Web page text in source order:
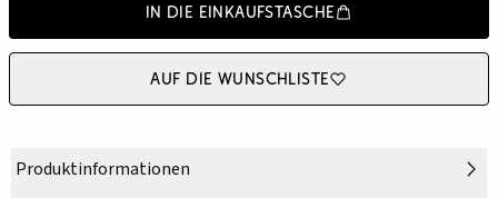
In die Einkaufstasche
Auf die Wunschliste
Produktinformationen